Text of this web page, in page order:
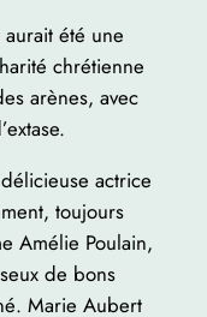
été une
chrétienne
arènes, avec
actrice
toujours
Amélie Poulain,
de bons
Marie Aubert